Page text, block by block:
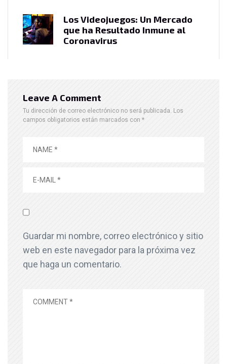
Los Videojuegos: Un Mercado
que ha Resultado Inmune al
Coronavirus
Leave A Comment
Tu dirección de correo electrónico no será publicada. Los
campos obligatorios están marcados con *
Guardar mi nombre, correo electrónico y sitio
web en este navegador para la próxima vez
que haga un comentario.